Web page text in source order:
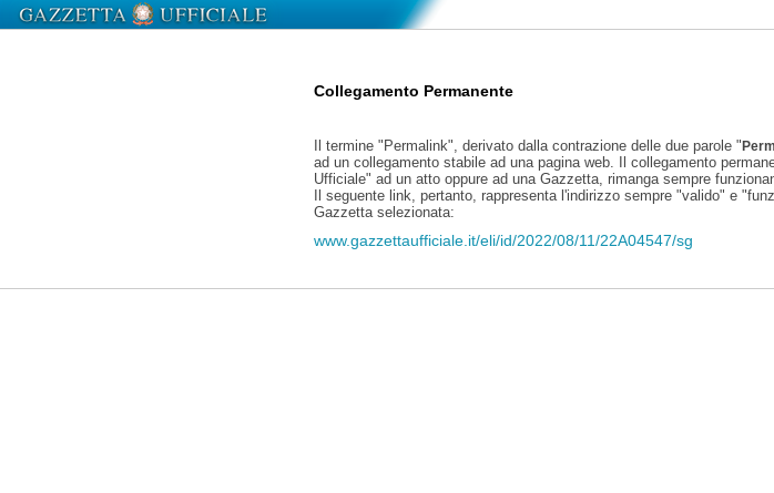
Collegamento Permanente
Il termine "Permalink", derivato dalla contrazione delle due parole "
ad un collegamento stabile ad una pagina web. Il collegamento
Ufficiale" ad un atto oppure ad una Gazzetta, rimanga sempre
Il seguente link, pertanto, rappresenta l'indirizzo sempre "valido" e
Gazzetta selezionata:
www.gazzettaufficiale.it/eli/id/2022/08/11/22A04547/sg